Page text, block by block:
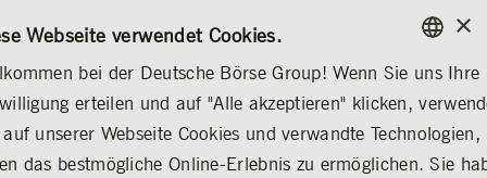
KONTAKT
ENGLISH
ENGLISH
×
Webseite verwendet Cookies.
bei der Deutsche Börse Group! Wenn Sie uns Ihre
erteilen und auf "Alle akzeptieren" klicken,
unserer Webseite Cookies und verwandte Technologien,
das bestmögliche Online-Erlebnis zu ermöglichen. Sie